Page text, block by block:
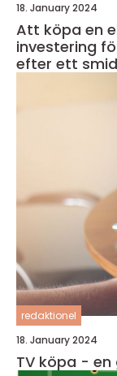
18. January 2024
Att köpa en
investering
efter ett
redaktionel
18. January 2024
TV köpa -